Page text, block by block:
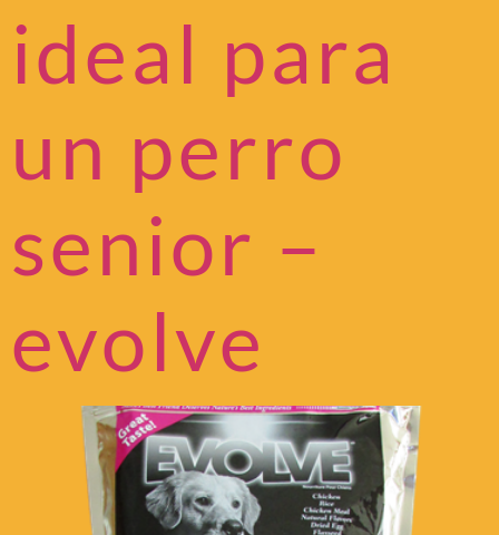
ideal para
un perro
senior –
evolve